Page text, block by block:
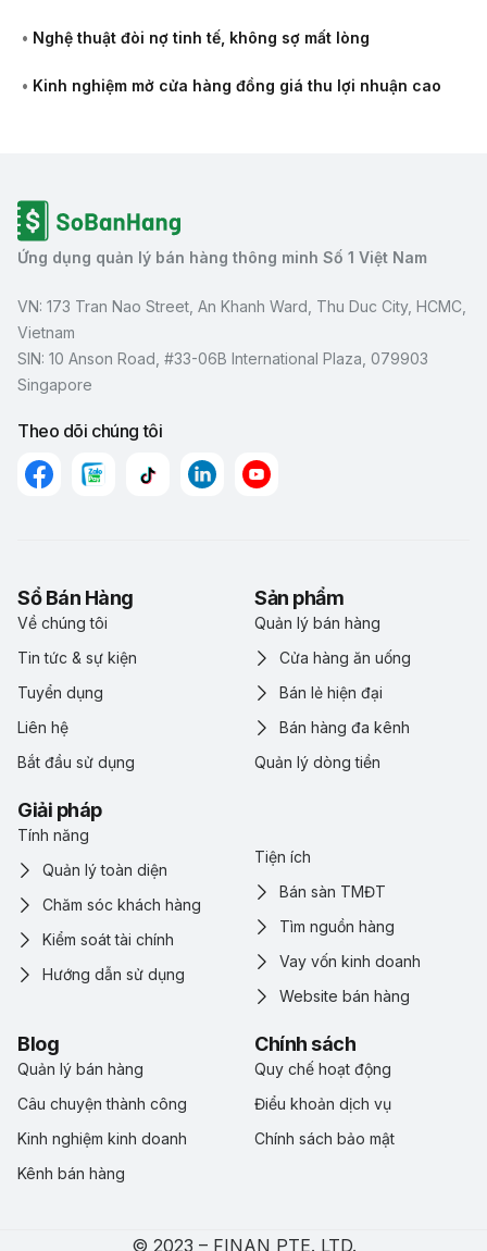
• Nghệ thuật đòi nợ tinh tế, không sợ mất lòng
• Kinh nghiệm mở cửa hàng đồng giá thu lợi nhuận cao
Ứng dụng quản lý bán hàng thông minh Số 1 Việt Nam
VN: 173 Tran Nao Street, An Khanh Ward, Thu Duc City, HCMC,
Vietnam
SIN: 10 Anson Road, #33-06B International Plaza, 079903
Singapore
Theo dõi chúng tôi
Sổ Bán Hàng
Về chúng tôi
Tin tức & sự kiện
Tuyển dụng
Liên hệ
Bắt đầu sử dụng
Sản phẩm
Quản lý bán hàng
Cửa hàng ăn uống
Bán lẻ hiện đại
Bán hàng đa kênh
Quản lý dòng tiền
Giải pháp
Tính năng
Quản lý toàn diện
Chăm sóc khách hàng
Kiểm soát tài chính
Hướng dẫn sử dụng
Tiện ích
Bán sàn TMĐT
Tìm nguồn hàng
Vay vốn kinh doanh
Website bán hàng
Blog
Quản lý bán hàng
Câu chuyện thành công
Kinh nghiệm kinh doanh
Kênh bán hàng
Chính sách
Quy chế hoạt động
Điểu khoản dịch vụ
Chính sách bảo mật
© 2023 – FINAN PTE. LTD.